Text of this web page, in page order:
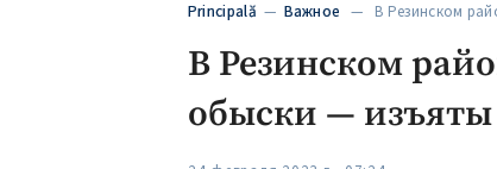
Principală —Важное — В Резинском
В Резинском
обыски —